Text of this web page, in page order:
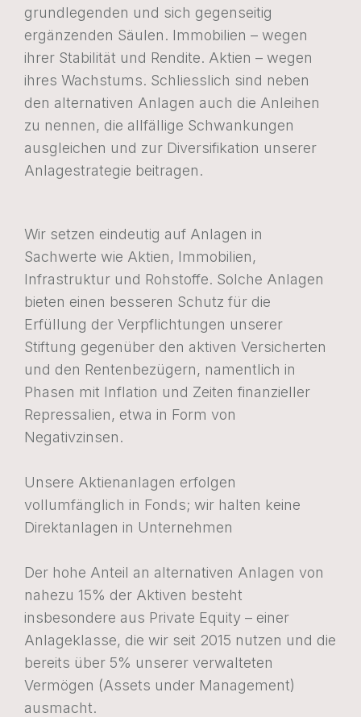
grundlegenden und sich gegenseitig
ergänzenden Säulen. Immobilien – wegen
ihrer Stabilität und Rendite. Aktien – wegen
ihres Wachstums. Schliesslich sind neben
den alternativen Anlagen auch die Anleihen
zu nennen, die allfällige Schwankungen
ausgleichen und zur Diversifikation unserer
Anlagestrategie beitragen.
Wir setzen eindeutig auf Anlagen in
Sachwerte wie Aktien, Immobilien,
Infrastruktur und Rohstoffe. Solche Anlagen
bieten einen besseren Schutz für die
Erfüllung der Verpflichtungen unserer
Stiftung gegenüber den aktiven Versicherten
und den Rentenbezügern, namentlich in
Phasen mit Inflation und Zeiten finanzieller
Repressalien, etwa in Form von
Negativzinsen.
Unsere Aktienanlagen erfolgen
vollumfänglich in Fonds; wir halten keine
Direktanlagen in Unternehmen
Der hohe Anteil an alternativen Anlagen von
nahezu 15% der Aktiven besteht
insbesondere aus Private Equity – einer
Anlageklasse, die wir seit 2015 nutzen und die
bereits über 5% unserer verwalteten
Vermögen (Assets under Management)
ausmacht.